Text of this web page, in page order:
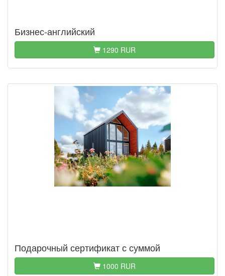
Бизнес-английский
1290 RUR
Подарочный сертификат с суммой
1000 RUR